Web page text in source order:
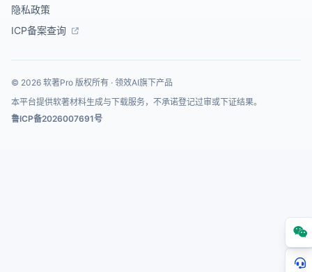
隐私政策
ICP备案查询
© 2026 软著Pro 版权所有 · 领效AI旗下产品
本平台提供软著材料生成与下载服务，不承诺登记过审或下证结果。
鲁ICP备2026007691号